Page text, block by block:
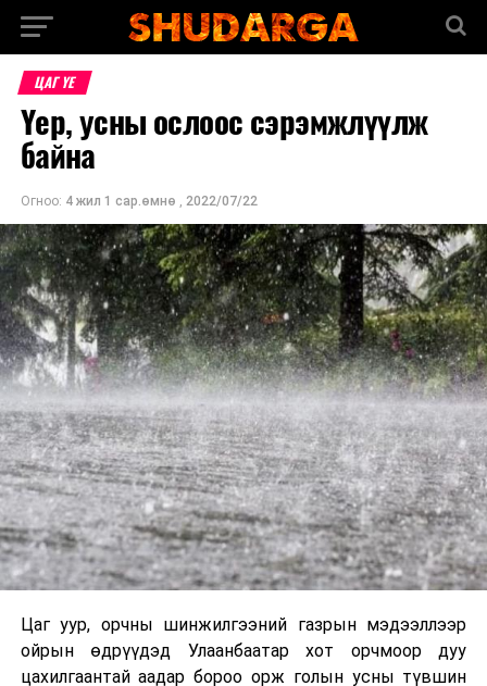
ЦАГ ҮЕ
Үер, усны ослоос сэрэмжлүүлж
байна
Огноо: 4 жил 1 сар.өмнө , 2022/07/22
Цаг уур, орчны шинжилгээний газрын мэдээллээр
ойрын өдрүүдэд Улаанбаатар хот орчмоор дуу
цахилгаантай аадар бороо орж голын усны түвшин